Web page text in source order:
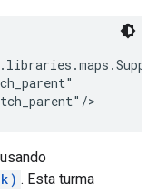
>
. Esta turma